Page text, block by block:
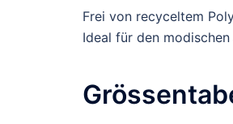
Frei von recyceltem
Ideal für den